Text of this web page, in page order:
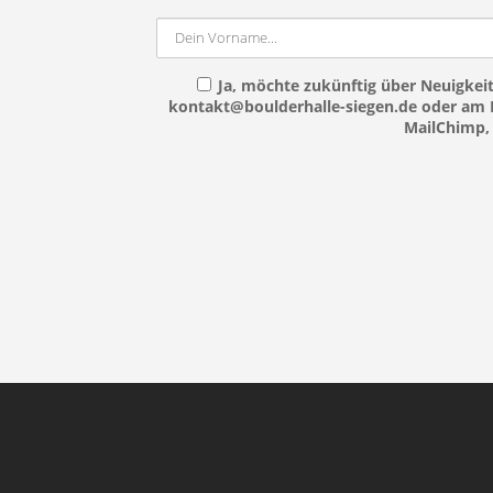
Ja, möchte zukünftig über
kontakt@boulderhalle-siegen.de oder